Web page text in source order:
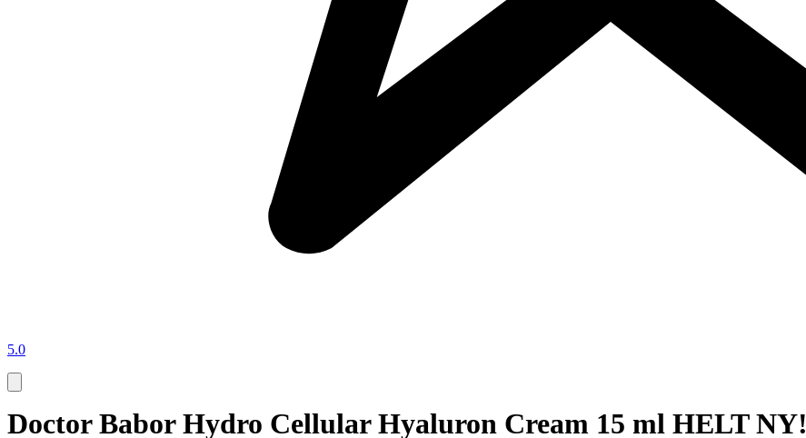
5.0
Doctor Babor Hydro Cellular Hyaluron Cream 15 ml HELT NY!